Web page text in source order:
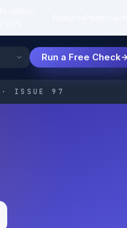
Run a Free Check
· ISSUE 97